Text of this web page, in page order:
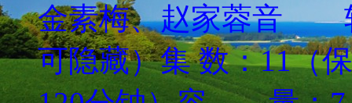
金素梅、赵家蓉音
可隐藏）集 数：11（